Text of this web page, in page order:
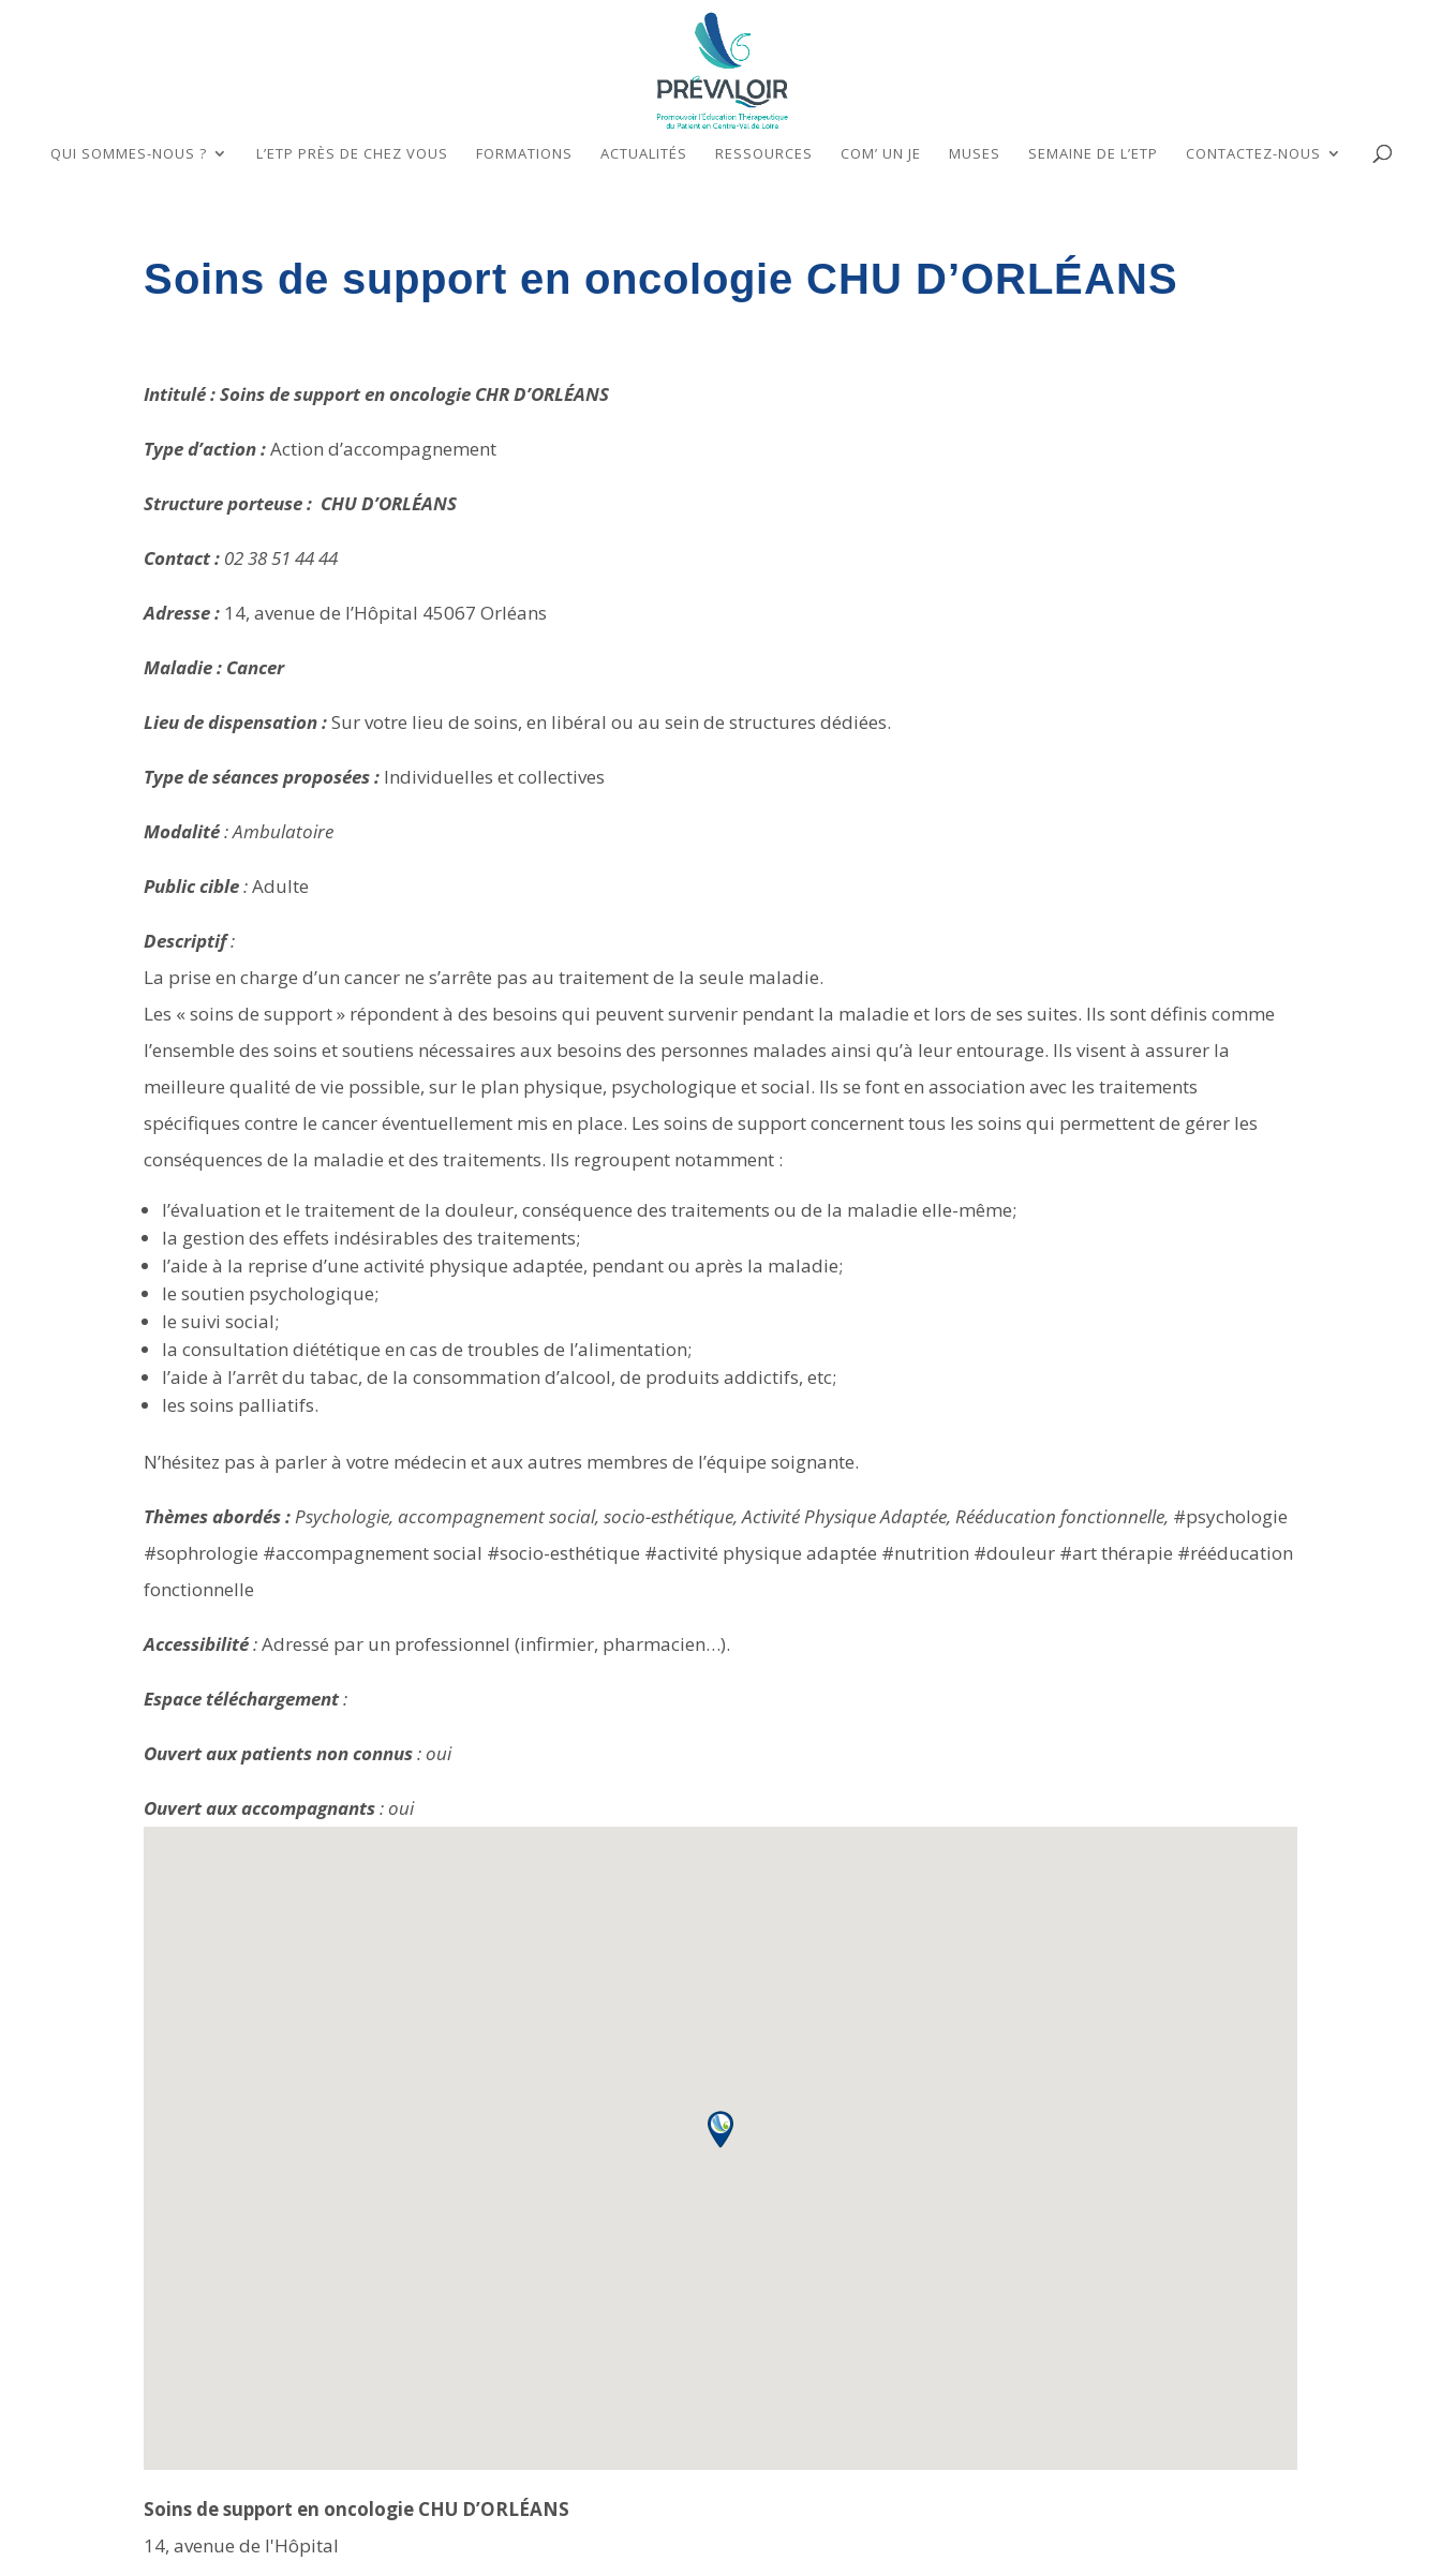
QUI SOMMES-NOUS ? L’ETP PRÈS DE CHEZ VOUS FORMATIONS ACTUALITÉS RESSOURCES COM’ UN JE MUSES SEMAINE DE L’ETP CONTACTEZ-NOUS
Soins de support en oncologie CHU D’ORLÉANS
Intitulé : Soins de support en oncologie CHR D’ORLÉANS
Type d’action :Action d’accompagnement
Structure porteuse : CHU D’ORLÉANS
Contact : 02 38 51 44 44
Adresse : 14, avenue de l’Hôpital 45067 Orléans
Maladie : Cancer
Lieu de dispensation :Sur votre lieu de soins, en libéral ou au sein de structures dédiées.
Type de séances proposées : Individuelles et collectives
Modalité: Ambulatoire
Public cible:Adulte
Descriptif:
La prise en charge d’un cancer ne s’arrête pas au traitement de la seule maladie.
Les « soins de support » répondent à des besoins qui peuvent survenir pendant la maladie et lors de ses suites. Ils sont définis comme
l’ensemble des soins et soutiens nécessaires aux besoins des personnes malades ainsi qu’à leur entourage. Ils visent à assurer la
meilleure qualité de vie possible, sur le plan physique, psychologique et social. Ils se font en association avec les traitements
spécifiques contre le cancer éventuellement mis en place. Les soins de support concernent tous les soins qui permettent de gérer les
conséquences de la maladie et des traitements. Ils regroupent notamment :
l’évaluation et le traitement de la douleur, conséquence des traitements ou de la maladie elle-même;
la gestion des effets indésirables des traitements;
l’aide à la reprise d’une activité physique adaptée, pendant ou après la maladie;
le soutien psychologique;
le suivi social;
la consultation diététique en cas de troubles de l’alimentation;
l’aide à l’arrêt du tabac, de la consommation d’alcool, de produits addictifs, etc;
les soins palliatifs.
N’hésitez pas à parler à votre médecin et aux autres membres de l’équipe soignante.
Thèmes abordés :Psychologie, accompagnement social, socio-esthétique, Activité Physique Adaptée, Rééducation fonctionnelle, #psychologie
#sophrologie #accompagnement social #socio-esthétique #activité physique adaptée #nutrition #douleur #art thérapie #rééducation
fonctionnelle
Accessibilité:Adressé par un professionnel (infirmier, pharmacien…).
Espace téléchargement:
Ouvert aux patients non connus: oui
Ouvert aux accompagnants: oui
Soins de support en oncologie CHU D’ORLÉANS
14, avenue de l'Hôpital